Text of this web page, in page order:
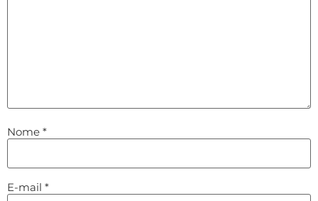
Nome *
E-mail *